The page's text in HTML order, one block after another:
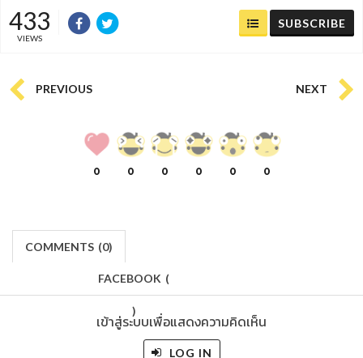
433
VIEWS
SUBSCRIBE
PREVIOUS NEXT
0 0 0 0 0 0
COMMENTS (0)
FACEBOOK (
)
เข้าสู่ระบบเพื่อแสดงความคิดเห็น
LOG IN